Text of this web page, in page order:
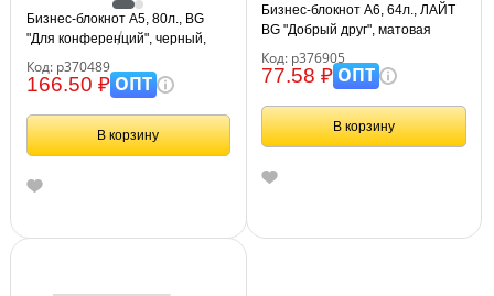
Бизнес-блокнот А5, 80л., BG
"Для конференций", черный,
Код: р370489
166.50 ₽ОПТ
В корзину
Бизнес-блокнот А6, 64л., ЛАЙТ
BG "Добрый друг", матовая
Код: р376905
77.58 ₽ОПТ
В корзину